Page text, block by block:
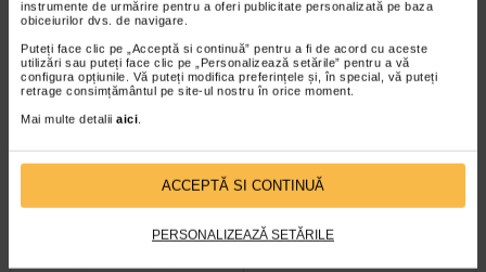
instrumente de urmărire pentru a oferi publicitate personalizată pe baza
obiceiurilor dvs. de navigare.
Puteți face clic pe „Acceptă si continuă” pentru a fi de acord cu aceste
utilizări sau puteți face clic pe „Personalizează setările” pentru a vă
configura opțiunile. Vă puteți modifica preferințele și, în special, vă puteți
retrage consimțământul pe site-ul nostru în orice moment.
Mai multe detalii aici.
ACCEPTĂ SI CONTINUĂ
PERSONALIZEAZĂ SETĂRILE
ProbioSuport Forte, 10
capsule vegetale, Naturalis
Naturalis ProbioSuport Forte este
un supliment alimentar formulat cu
Saccharomyces cerevisiae var…
Probiofort Baby, picaturi, 7,5
ml, Benesio
Benesio Probiofort Baby este un
supliment alimentar pe baza de
ingrediente de origine naturala…